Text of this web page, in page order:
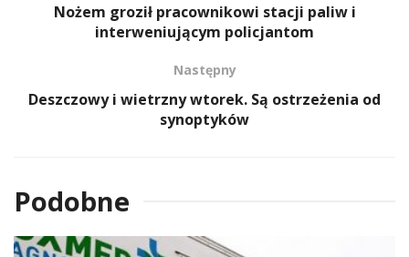
Nożem groził pracownikowi stacji paliw i
interweniującym policjantom
Następny
Deszczowy i wietrzny wtorek. Są ostrzeżenia od
synoptyków
Podobne